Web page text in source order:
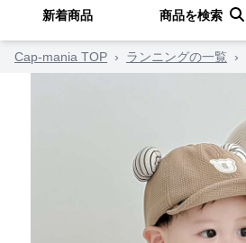
新着商品 商品を検索
Cap-mania TOP › ランニングの一覧 ›